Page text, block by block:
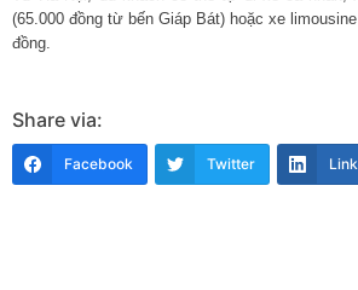
(65.000 đồng từ bến Giáp Bát) hoặc xe
đồng.
Share via:
Facebook Twitter